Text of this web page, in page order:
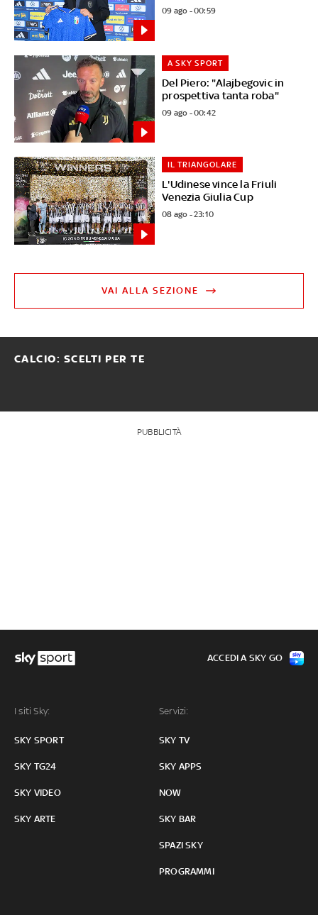
09 ago - 00:59
Del Piero: "Alajbegovic in
prospettiva tanta roba"
A SKY SPORT
09 ago - 00:42
L'Udinese vince la Friuli
Venezia Giulia Cup
IL TRIANGOLARE
08 ago - 23:10
VAI ALLA SEZIONE
CALCIO: SCELTI PER TE
PUBBLICITÀ
I siti Sky:
SKY SPORT
SKY TG24
SKY VIDEO
SKY ARTE
Servizi:
SKY TV
SKY APPS
NOW
SKY BAR
SPAZI SKY
PROGRAMMI
ACCEDI A SKY GO